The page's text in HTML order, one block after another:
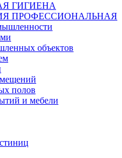
ГИГИЕНА
ПРОФЕССИОНАЛЬНАЯ
объектов
полов
и мебели